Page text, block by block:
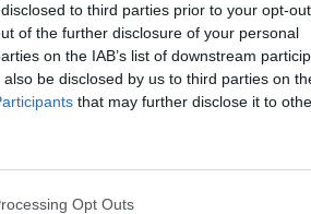
to third parties prior to your opt-
of the further disclosure of your personal
on the IAB’s list of downstream
be disclosed by us to third parties on
that may further disclose it to
Opt Outs